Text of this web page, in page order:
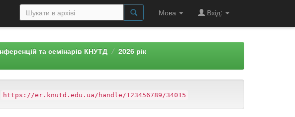
Мова Вхід:
та семінарів КНУТД
2026 рік
https://er.knutd.edu.ua/handle/123456789/34015